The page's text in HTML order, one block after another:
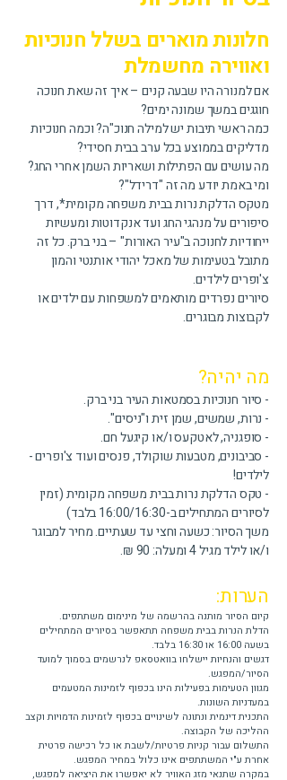
חלונות מוארים בשלל חנוכיות
ואווירה מחשמלת
אם למנורה היו שבעה קנים – איך זה שאת חנוכה
חוגגים במשך שמונה ימים?
כמה ראשי תיבות יש למילה חנוכ"ה? וכמה חנוכיות
מדליקים בממוצע בכל ערב בבית חסידי?
מה עושים עם הפתילות ושאריות השמן אחרי החג?
ומי באמת יודע מה זה "דרידל"?
מטקס הדלקת נרות בבית משפחה מקומית*, דרך
סיפורים על מנהגי החג ועד אנקדוטות ומעשיות
ייחודיות לחנוכה ב"עיר האורות" – בני ברק. כל זה
מתובל בטעימות של מאכל יהודי אותנטי והמון
צ'ופרים לילדים.
סיורים נפרדים מותאמים למשפחות עם ילדים או
לקבוצות מבוגרים.
מה יהיה?
- סיור חנוכיות בסמטאות העיר בני ברק.
- נרות, שמשים, שמן זית ו"ניסים".
- סופגניה, לאטקעס ו/או קיגעל חם.
- סביבונים, מטבעות שוקולד, פנסים ועוד צ'ופרים -
לילדים!
- טקס הדלקת נרות בבית משפחה מקומית (זמין
לסיורים המתחילים ב-16:00/16:30 בלבד)
משך הסיור: כשעה וחצי עד שעתיים. מחיר למבוגר
ו/או לילד מגיל 4 ומעלה: 90 ₪.
הערות:
קיום הסיור מותנה בהרשמה של מינימום משתתפים.
הדלת הנרות בבית משפחה תתאפשר בסיורים המתחילים
בשעה 16:00 או 16:30 בלבד.
דגשים והנחיות יישלחו בוואטסאפ לנרשמים בסמוך למועד
הסיור/המפגש.
מגוון הטעימות בפעילות הינו בכפוף לזמינות המטעמים
במעדניות השונות.
התכנית דינמית ונתונה לשינויים בכפוף לזמינות הדמויות וקצב
ההליכה של הקבוצה.
התשלום עבור קניות פרטיות/לשבת או כל רכישה פרטית
אחרת ע"י המשתתפים אינו כלול במחיר המפגש.
במקרה שתנאי מזג האוויר לא יאפשרו את היציאה למפגש,